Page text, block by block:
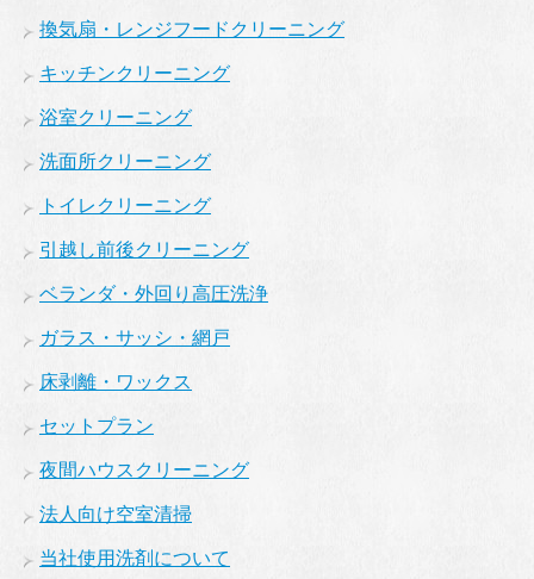
換気扇・レンジフードクリーニング
キッチンクリーニング
浴室クリーニング
洗面所クリーニング
トイレクリーニング
引越し前後クリーニング
ベランダ・外回り高圧洗浄
ガラス・サッシ・網戸
床剥離・ワックス
セットプラン
夜間ハウスクリーニング
法人向け空室清掃
当社使用洗剤について